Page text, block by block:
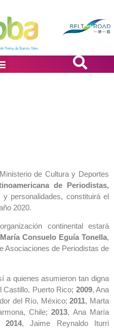
de Cultura y Deportes
de Periodistas,
personalidades, constituirá el
2020.
continental estará
María Consuelo Eguía Tonella,
Asociaciones de Periodistas de
a quienes asumieron tan digna
Castillo, Puerto Rico; 2009, Ana
del Río, México;2011, Marta
Chile;2013, Ana María
2014, Jaime Reynaldo Iturri